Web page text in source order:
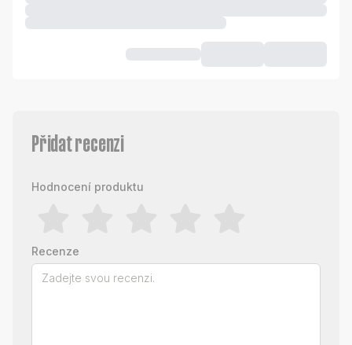
Přidat recenzi
Hodnocení produktu
Recenze